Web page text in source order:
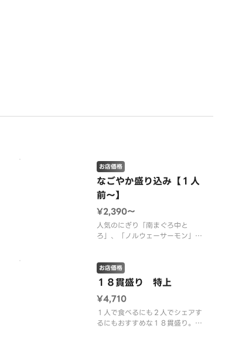
なごやか盛り込み【１人
前～】
お店価格
¥2,390〜
人気のにぎり「南まぐろ中と
ろ」、「ノルウェーサーモン」、
桶です。
【内容】南まぐろ中とろ・まぐろ
赤身・いくら・ノルウェーサーモ
ン・ほたて・赤いか（しそ添
え）・ねぎとろ・かんぱち・甘海
１８貫盛り 特上
お店価格
¥4,710
１人で食べるにも２人でシェアす
るにもおすすめな１８貫盛り。